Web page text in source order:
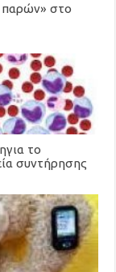
παρών» στο
το
συντήρησης